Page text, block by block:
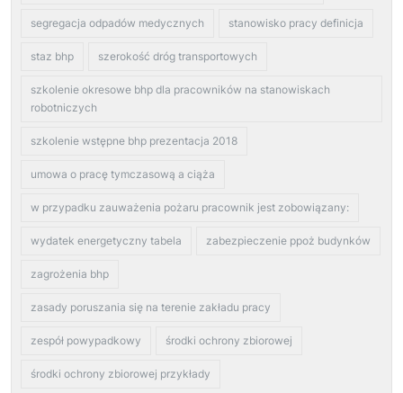
segregacja odpadów medycznych stanowisko pracy definicja
staz bhp szerokość dróg transportowych
szkolenie okresowe bhp dla pracowników na stanowiskach
robotniczych
szkolenie wstępne bhp prezentacja 2018
umowa o pracę tymczasową a ciąża
w przypadku zauważenia pożaru pracownik jest zobowiązany:
wydatek energetyczny tabela zabezpieczenie ppoż budynków
zagrożenia bhp
zasady poruszania się na terenie zakładu pracy
zespół powypadkowy środki ochrony zbiorowej
środki ochrony zbiorowej przykłady